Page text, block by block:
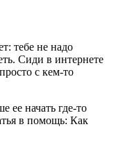
тебе не надо
Сиди в интернете
с кем-то
ее начать где-то
в помощь: Как